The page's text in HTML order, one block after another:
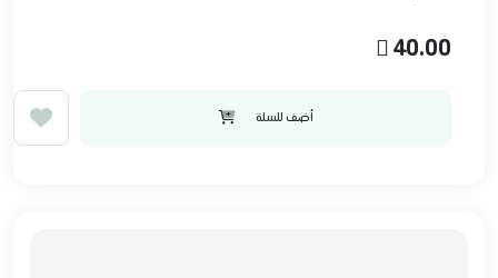
40.00
أضف للسلة